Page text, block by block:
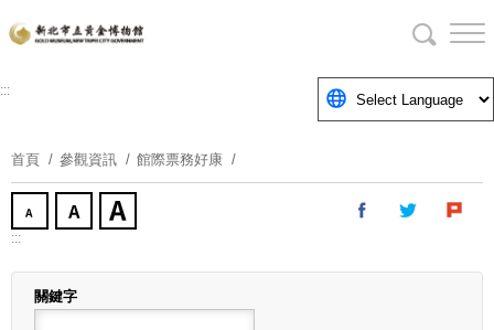
到
要
塊
:::
首頁 參觀資訊 館際票務好康
:::
關鍵字